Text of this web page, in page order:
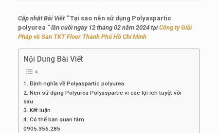
Cập nhật Bài Viết “Tại sao nên sử dụng Polyaspartic
polyurea “ lần cuối ngày 12 tháng 02 năm 2024 tạiCông ty Giải
Pháp về Sàn TKT Floor Thành Phố Hồ Chí Minh
Nội Dung Bài Viết
1. Định nghĩa về Polyaspartic polyurea
2. Nên sử dụng Polyurea Polyaspartic vì các lợi ích tuyệt vời
sau
3. Kết luận
4. Có thể bạn quan tâm
0905.356.285